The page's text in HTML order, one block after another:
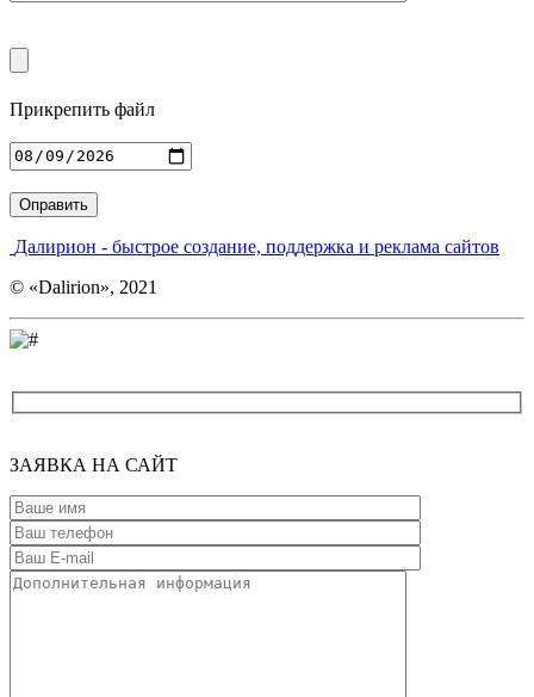
Прикрепить файл
Введите адрес
Далирион - быстрое создание, поддержка и реклама сайтов
© «Dalirion», 2021
ЗАЯВКА НА САЙТ